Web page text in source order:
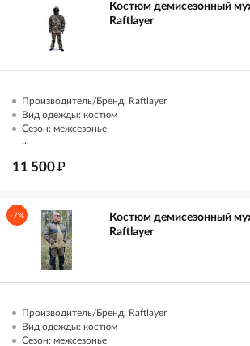
Костюм демисезонный
Raftlayer
Производитель/Бренд: Raftlayer
Вид одежды: костюм
Сезон: межсезонье
...
11 500₽
-7%
Костюм демисезонный
Raftlayer
Производитель/Бренд: Raftlayer
Вид одежды: костюм
Сезон: межсезонье